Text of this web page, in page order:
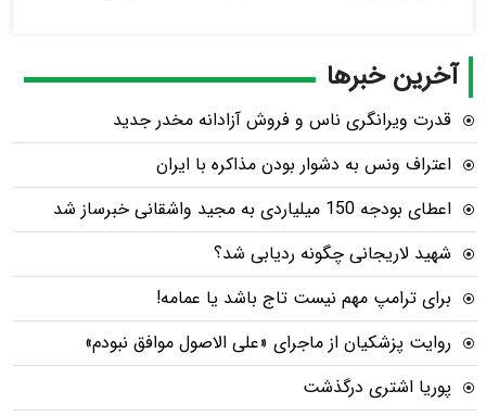
آخرین خبرها
قدرت ویرانگری ناس و فروش آزادانه مخدر جدید
اعتراف ونس به دشوار بودن مذاکره با ایران
اعطای بودجه 150 میلیاردی به مجید واشقانی خبرساز شد
شهید لاریجانی چگونه ردیابی شد؟
برای ترامپ مهم نیست تاج باشد یا عمامه!
روایت پزشکیان از ماجرای «علی الاصول موافق نبودم»
پوریا اشتری درگذشت